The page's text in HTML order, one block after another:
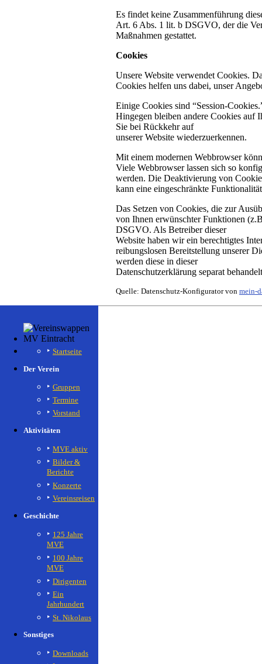
Es findet keine Zusammenführung
Art. 6 Abs. 1 lit. b DSGVO, der die
Maßnahmen gestattet.
Cookies
Unsere Website verwendet Cookies.
Cookies helfen uns dabei, unser
Einige Cookies sind “Session-
Hingegen bleiben andere Cookies auf
Sie bei Rückkehr auf
unserer Website wiederzuerkennen.
Mit einem modernen Webbrowser
Viele Webbrowser lassen sich so
werden. Die Deaktivierung von
kann eine eingeschränkte
Das Setzen von Cookies, die zur
von Ihnen erwünschter Funktionen
DSGVO. Als Betreiber dieser
Website haben wir ein berechtigtes
reibungslosen Bereitstellung unserer
werden diese in dieser
Datenschutzerklärung separat
Quelle: Datenschutz-Konfigurator von mein-
Startseite
Der Verein
Gruppen
Termine
Vorstand
Aktivitäten
MVE aktiv
Bilder &
Berichte
Konzerte
Vereinsreisen
Geschichte
125 Jahre
MVE
100 Jahre
MVE
Dirigenten
Ein
Jahrhundert
St. Nikolaus
Sonstiges
Downloads